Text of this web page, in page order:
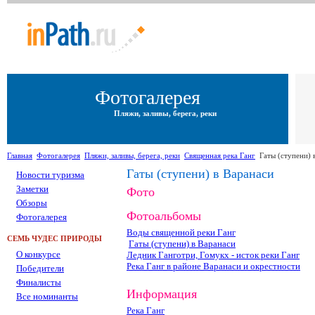
Фотогалерея
Пляжи, заливы, берега, реки
Главная Фотогалерея Пляжи, заливы, берега, реки Священная река Ганг Гаты (ступени)
Новости туризма
Заметки
Обзоры
Фотогалерея
СЕМЬ ЧУДЕС ПРИРОДЫ
О конкурсе
Победители
Финалисты
Все номинанты
Гаты (ступени) в Варанаси
Фото
Фотоальбомы
Воды священной реки Ганг
Гаты (ступени) в Варанаси
Ледник Ганготри, Гомукх - исток реки Ганг
Река Ганг в районе Варанаси и окрестности
Информация
Река Ганг